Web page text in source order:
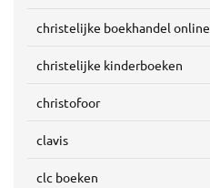
christelijke boekhandel online
christelijke kinderboeken
christofoor
clavis
clc boeken